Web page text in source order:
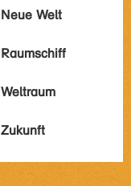
Neue Welt
Raumschiff
Weltraum
Zukunft